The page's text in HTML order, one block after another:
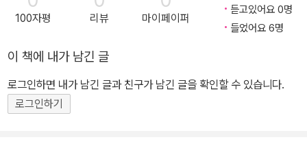
연주를 가세시킨 하드 록 사운드로 전환을 시도하였다. 1974~1976
년까지 4장의 골드 앨범을 발표했고, 2개의 그래미상을 수상하여 19
표한 주요 음반으로는 [Return To Forever], [Romantic Warrio
r] 등이 있다.
100자평 리뷰 마이페이퍼
듣고있어요 0명
들었어요 6명
이 책에 내가 남긴 글
로그인하면 내가 남긴 글과 친구가 남긴 글을 확인할 수 있습니다.
로그인하기